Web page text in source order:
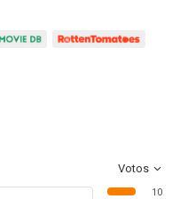
Votos
10